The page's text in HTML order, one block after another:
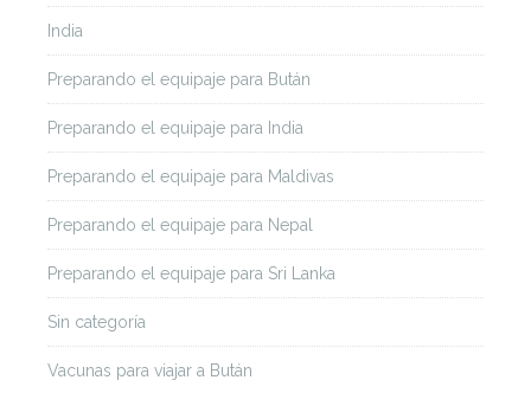
India
Preparando el equipaje para Bután
Preparando el equipaje para India
Preparando el equipaje para Maldivas
Preparando el equipaje para Nepal
Preparando el equipaje para Sri Lanka
Sin categoría
Vacunas para viajar a Bután